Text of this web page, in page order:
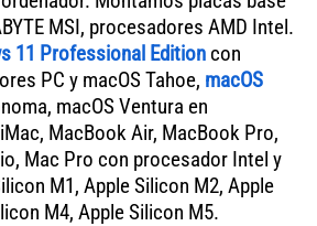
MSI, procesadores AMD Intel.
11 Professional Edition con
PC y macOS Tahoe, macOS
macOS Ventura en
MacBook Air, MacBook Pro,
Mac Pro con procesador Intel y
M1, Apple Silicon M2, Apple
M4, Apple Silicon M5.